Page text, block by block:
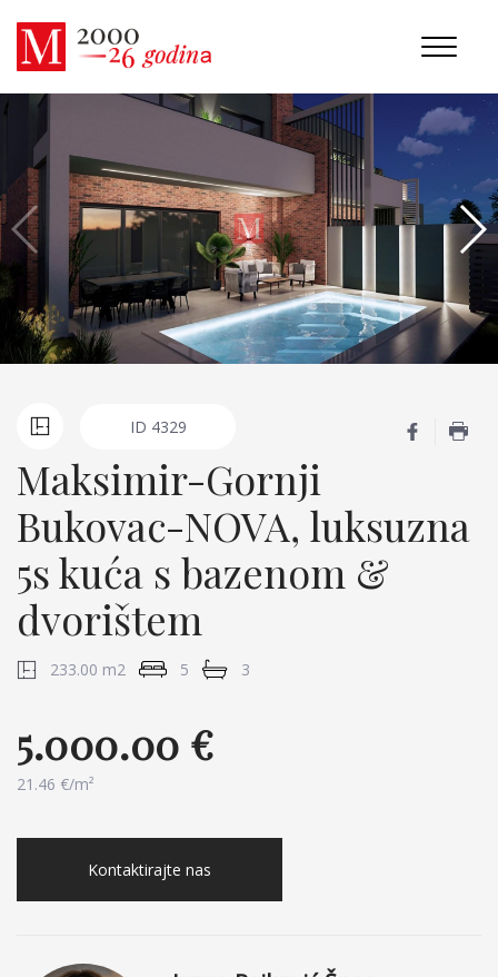
ID 4329
Maksimir-Gornji
Bukovac-NOVA, luksuzna
5s kuća s bazenom &
dvorištem
233.00 m2 5 3
5.000.00 €
21.46 €/m²
Kontaktirajte nas